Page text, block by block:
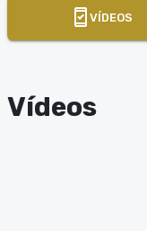
VÍDEOS
Vídeos